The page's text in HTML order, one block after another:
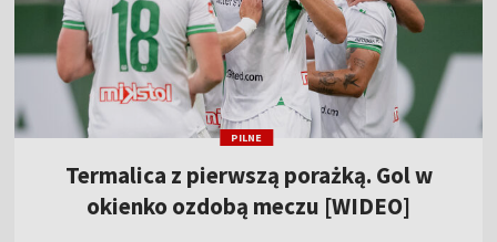
PILNE
Termalica z pierwszą porażką. Gol w
okienko ozdobą meczu [WIDEO]